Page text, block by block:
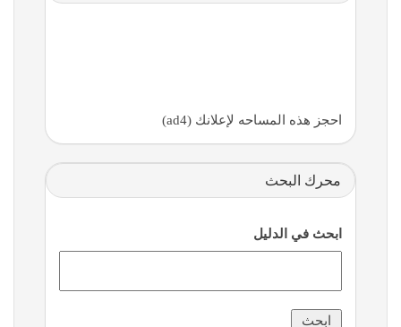
احجز هذه المساحه لإعلانك (ad4)
محرك البحث
ابحث في الدليل